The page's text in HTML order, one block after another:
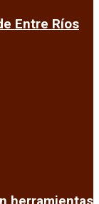
Entre Ríos